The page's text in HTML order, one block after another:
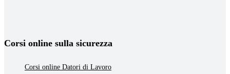
Corsi online sulla sicurezza
Corsi online Datori di Lavoro